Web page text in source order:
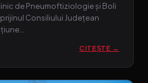
de Pneumoftiziologie și Boli
Consiliului Județean
CITEȘTE →